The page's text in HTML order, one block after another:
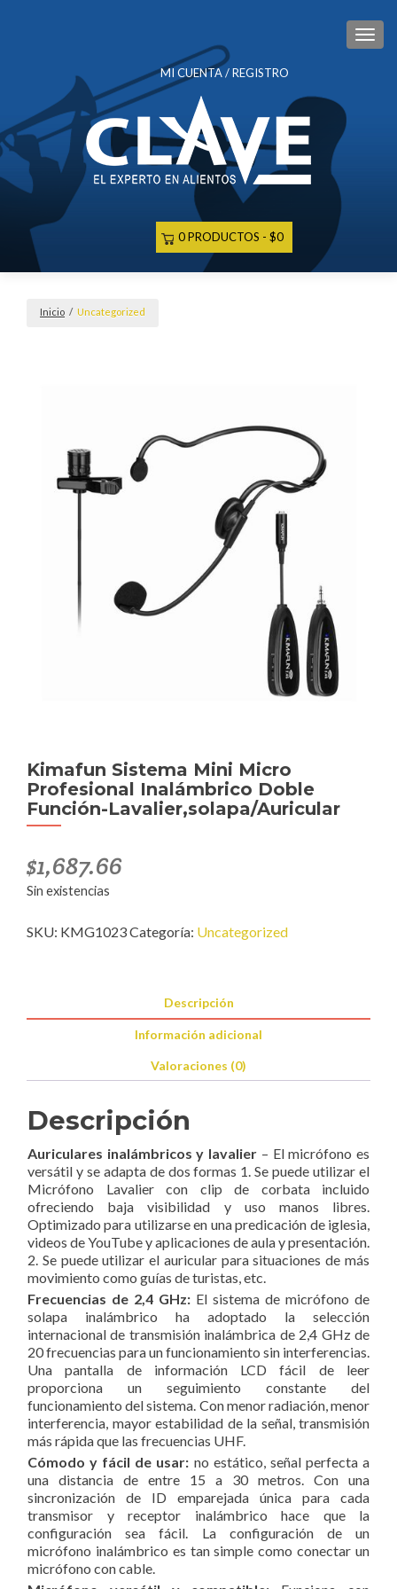
MI CUENTA / REGISTRO
0 PRODUCTOS $0
Inicio / Uncategorized
Kimafun Sistema Mini Micro
Profesional Inalámbrico Doble
Función-Lavalier,solapa/Auricular
$1,687.66
Sin existencias
SKU: KMG1023Categoría: Uncategorized
Descripción
Información adicional
Valoraciones (0)
Descripción
Auriculares inalámbricos y lavalier – El micrófono es
versátil y se adapta de dos formas 1. Se puede utilizar el
Micrófono Lavalier con clip de corbata incluido
ofreciendo baja visibilidad y uso manos libres.
Optimizado para utilizarse en una predicación de iglesia,
videos de YouTube y aplicaciones de aula y presentación.
2. Se puede utilizar el auricular para situaciones de más
movimiento como guías de turistas, etc.
Frecuencias de 2,4 GHz: El sistema de micrófono de
solapa inalámbrico ha adoptado la selección
internacional de transmisión inalámbrica de 2,4 GHz de
20 frecuencias para un funcionamiento sin interferencias.
Una pantalla de información LCD fácil de leer
proporciona un seguimiento constante del
funcionamiento del sistema. Con menor radiación, menor
interferencia, mayor estabilidad de la señal, transmisión
más rápida que las frecuencias UHF.
Cómodo y fácil de usar: no estático, señal perfecta a
una distancia de entre 15 a 30 metros. Con una
sincronización de ID emparejada única para cada
transmisor y receptor inalámbrico hace que la
configuración sea fácil. La configuración de un
micrófono inalámbrico es tan simple como conectar un
micrófono con cable.